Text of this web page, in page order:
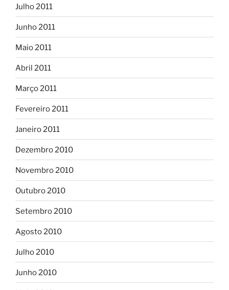
Julho 2011
Junho 2011
Maio 2011
Abril 2011
Março 2011
Fevereiro 2011
Janeiro 2011
Dezembro 2010
Novembro 2010
Outubro 2010
Setembro 2010
Agosto 2010
Julho 2010
Junho 2010